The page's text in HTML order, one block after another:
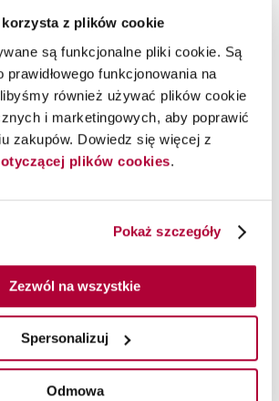
z plików cookie
są funkcjonalne pliki cookie. Są
prawidłowego funkcjonowania na
również używać plików cookie
i marketingowych, aby poprawić
zakupów. Dowiedz się więcej z
plików cookies.
Pokaż szczegóły
Zezwól na wszystkie
Spersonalizuj
Odmowa
Suchy Szampon EIMI Dry
Me odświeżający, 180 ml
Wella Professionals